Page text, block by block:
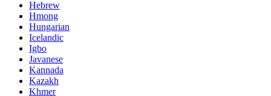
Hebrew
Hmong
Hungarian
Icelandic
Igbo
Javanese
Kannada
Kazakh
Khmer